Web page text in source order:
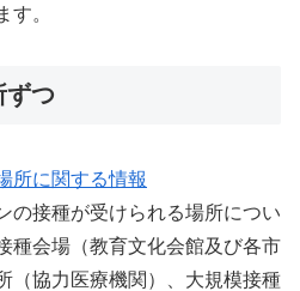
す。
ずつ
所に関する情報
の接種が受けられる場所につい
種会場（教育文化会館及び各市
（協力医療機関）、大規模接種